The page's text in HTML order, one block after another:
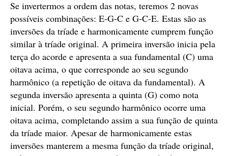
Se invertermos a ordem das notas, teremos 2 novas
possíveis combinações: E-G-C e G-C-E. Estas são as
inversões da tríade e harmonicamente cumprem função
similar à tríade original. A primeira inversão inicia pela
terça do acorde e apresenta a sua fundamental (C) uma
oitava acima, o que corresponde ao seu segundo
harmônico (a repetição de oitava da fundamental). A
segunda inversão apresenta a quinta (G) como nota
inicial. Porém, o seu segundo harmônico ocorre uma
oitava acima, completando assim a sua função de quinta
da tríade maior. Apesar de harmonicamente estas
inversões manterem a mesma função da tríade original,